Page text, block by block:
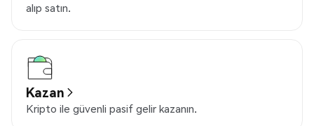
alıp satın.
Kazan
Kripto ile güvenli pasif gelir kazanın.